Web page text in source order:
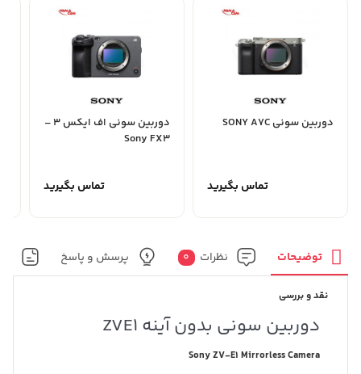
دوربین سونی SONY A7C
تماس بگیرید
دوربین سونی اف ایکس 3 –
Sony FX3
تماس بگیرید
توضیحات نظرات 0 پرسش و پاسخ
نقد و بررسی
دوربین سونی بدون آینه ZVE1
Sony ZV-E1 Mirrorless Camera